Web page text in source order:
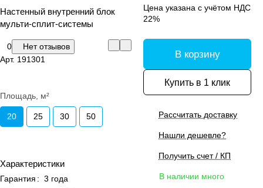
Настенный внутренний блок
мульти-сплит-системы
0
Нет отзывов
Арт. 191301
Площадь, м²
20 25 30 50
Характеристики
Гарантия : 3 года
Цена указана с учётом НДС
22%
В корзину
Купить в 1 клик
Рассчитать доставку
Нашли дешевле?
Получить счет / КП
В наличии много